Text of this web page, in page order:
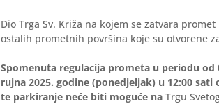
Dio Trga Sv. Križa na kojem se zatvara
ostalih prometnih površina koje su otvorene
Spomenuta regulacija prometa u periodu od
rujna 2025. godine (ponedjeljak) u 12:00
te parkiranje neće biti moguće na Trgu